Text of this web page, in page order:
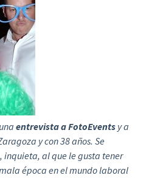
una entrevista a FotoEventsy a
y con 38 años. Se
inquieta, al que le gusta tener
época en el mundo laboral